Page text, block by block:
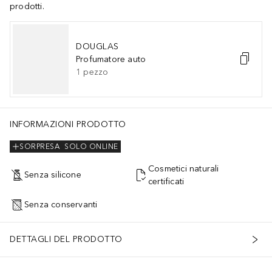
prodotti.
DOUGLAS
Profumatore auto
1 pezzo
INFORMAZIONI PRODOTTO
SOLO ONLINE
SORPRESA
Senza silicone
Cosmetici naturali
certificati
Senza conservanti
DETTAGLI DEL PRODOTTO